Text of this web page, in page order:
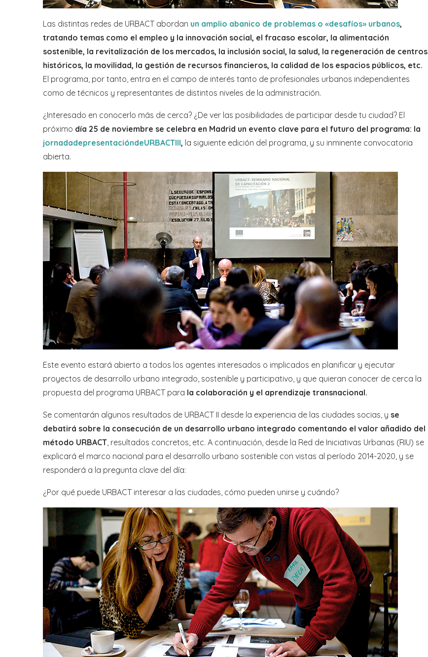
Las distintas redes de URBACT abordan un amplio abanico de problemas o «desafíos» urbanos,
tratando temas como el empleo y la innovación social, el fracaso escolar, la alimentación
sostenible, la revitalización de los mercados, la inclusión social, la salud, la regeneración de centros
históricos, la movilidad, la gestión de recursos financieros, la calidad de los espacios públicos, etc.
El programa, por tanto, entra en el campo de interés tanto de profesionales urbanos independientes
como de técnicos y representantes de distintos niveles de la administración.
¿Interesado en conocerlo más de cerca? ¿De ver las posibilidades de participar desde tu ciudad? El
próximo día 25 de noviembre se celebra en Madrid un evento clave para el futuro del programa: la
jornadadepresentacióndeURBACTIII, la siguiente edición del programa, y su inminente convocatoria
abierta.
Este evento estará abierto a todos los agentes interesados o implicados en planificar y ejecutar
proyectos de desarrollo urbano integrado, sostenible y participativo, y que quieran conocer de cerca la
propuesta del programa URBACT para la colaboración y el aprendizaje transnacional.
Se comentarán algunos resultados de URBACT II desde la experiencia de las ciudades socias, y se
debatirá sobre la consecución de un desarrollo urbano integrado comentando el valor añadido del
método URBACT , resultados concretos, etc. A continuación, desde la Red de Iniciativas Urbanas (RIU) se
explicará el marco nacional para el desarrollo urbano sostenible con vistas al período 2014-2020, y se
responderá a la pregunta clave del día:
¿Por qué puede URBACT interesar a las ciudades, cómo pueden unirse y cuándo?